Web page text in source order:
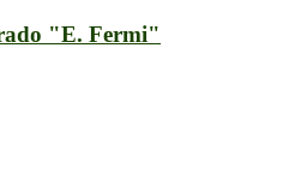
"E. Fermi"